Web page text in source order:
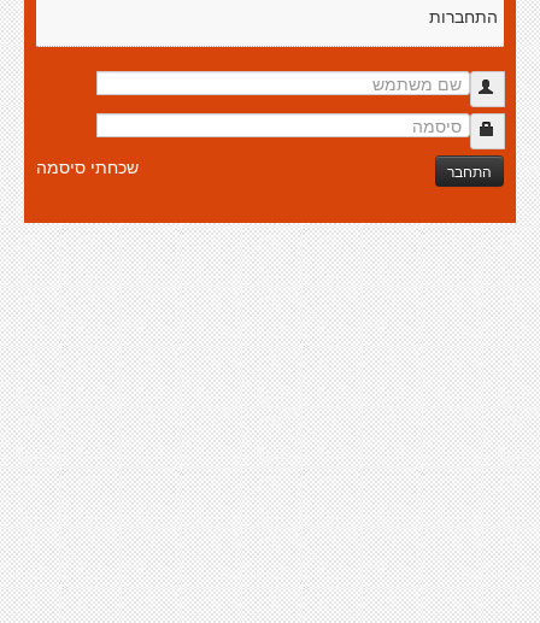
התחברות
התחבר שכחתי סיסמה